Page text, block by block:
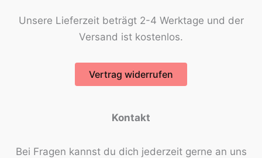
Unsere Lieferzeit beträgt 2-4 Werktage und der
Versand ist kostenlos.
Vertrag widerrufen
Kontakt
Bei Fragen kannst du dich jederzeit gerne an uns